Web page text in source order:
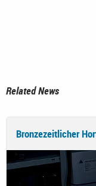
Related News
Bronzezeitlicher